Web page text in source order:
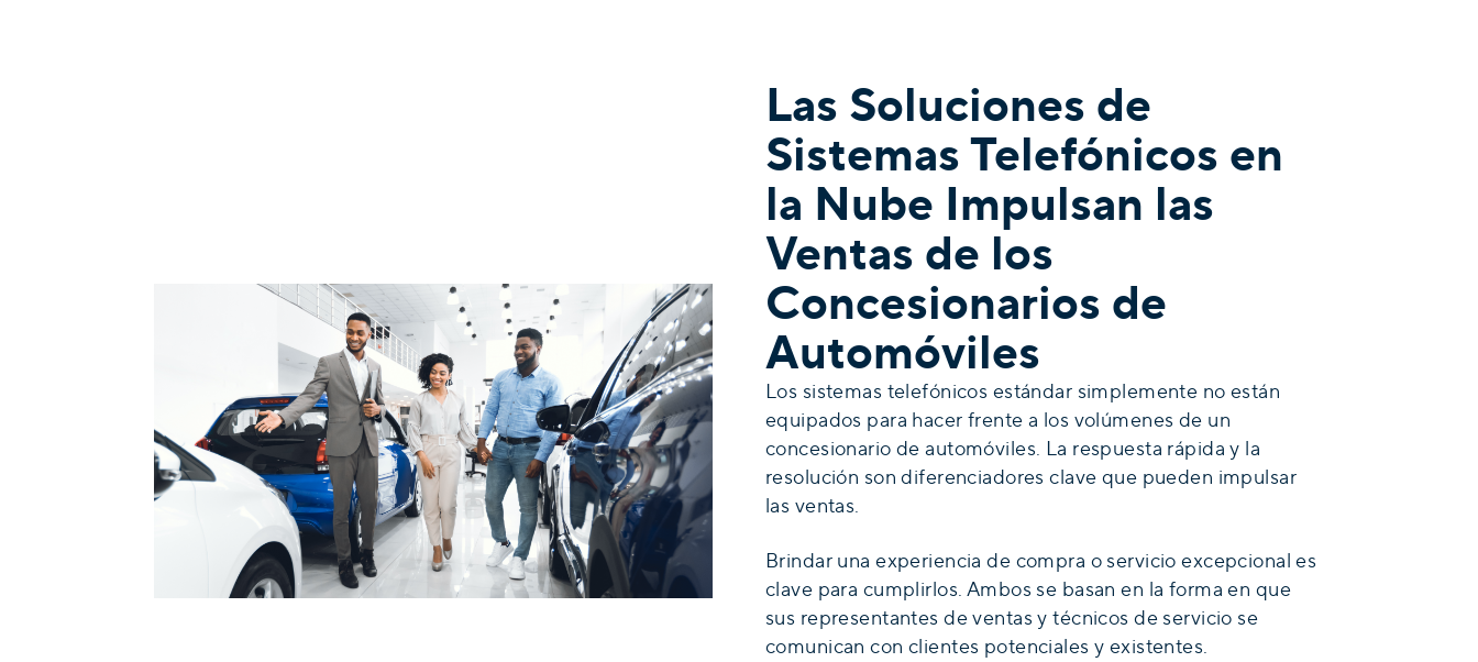
Las Soluciones de
Sistemas Telefónicos en
la Nube Impulsan las
Ventas de los
Concesionarios de
Automóviles
Los sistemas telefónicos estándar simplemente no están
equipados para hacer frente a los volúmenes de un
concesionario de automóviles. La respuesta rápida y la
resolución son diferenciadores clave que pueden impulsar
las ventas.
Brindar una experiencia de compra o servicio excepcional es
clave para cumplirlos. Ambos se basan en la forma en que
sus representantes de ventas y técnicos de servicio se
comunican con clientes potenciales y existentes.